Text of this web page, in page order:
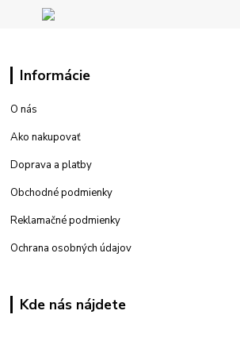
Informácie
O nás
Ako nakupovať
Doprava a platby
Obchodné podmienky
Reklamačné podmienky
Ochrana osobných údajov
Kde nás nájdete